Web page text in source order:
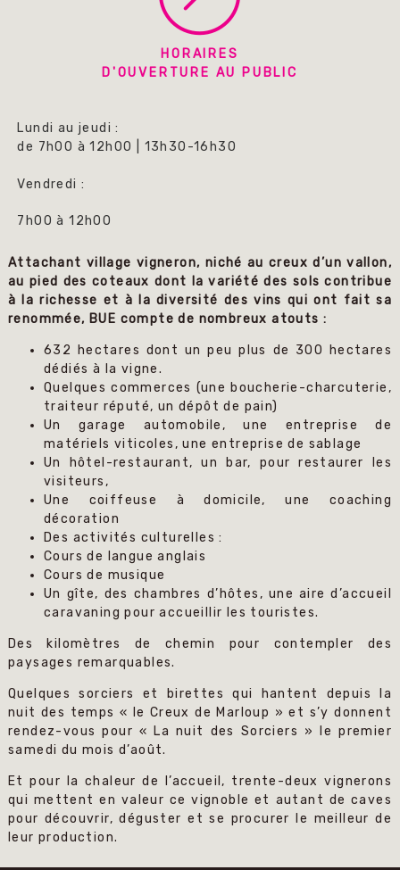
HORAIRES
D'OUVERTURE AU PUBLIC
Lundi au jeudi :
de 7h00 à 12h00 | 13h30-16h30
Vendredi :
7h00 à 12h00
Attachant village vigneron, niché au creux d’un vallon,
au pied des coteaux dont la variété des sols contribue
à la richesse et à la diversité des vins qui ont fait sa
renommée, BUE compte de nombreux atouts :
632 hectares dont un peu plus de 300 hectares
dédiés à la vigne.
Quelques commerces (une boucherie-charcuterie,
traiteur réputé, un dépôt de pain)
Un garage automobile, une entreprise de
matériels viticoles, une entreprise de sablage
Un hôtel-restaurant, un bar, pour restaurer les
visiteurs,
Une coiffeuse à domicile, une coaching
décoration
Des activités culturelles :
Cours de langue anglais
Cours de musique
Un gîte, des chambres d’hôtes, une aire d’accueil
caravaning pour accueillir les touristes.
Des kilomètres de chemin pour contempler des
paysages remarquables.
Quelques sorciers et birettes qui hantent depuis la
nuit des temps « le Creux de Marloup » et s’y donnent
rendez-vous pour « La nuit des Sorciers » le premier
samedi du mois d’août.
Et pour la chaleur de l’accueil, trente-deux vignerons
qui mettent en valeur ce vignoble et autant de caves
pour découvrir, déguster et se procurer le meilleur de
leur production.